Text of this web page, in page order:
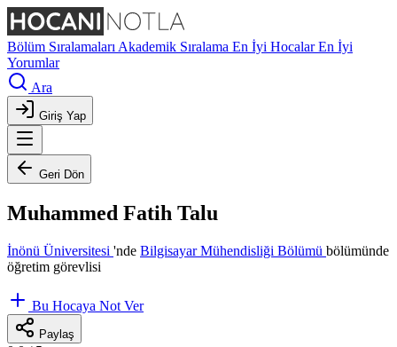
Bölüm Sıralamaları Akademik Sıralama En İyi HocalarEn İyi
Yorumlar
Ara
Giriş Yap
Geri Dön
Muhammed Fatih Talu
İnönü Üniversitesi 'nde Bilgisayar Mühendisliği Bölümü bölümünde
öğretim görevlisi
Bu Hocaya Not Ver
Paylaş